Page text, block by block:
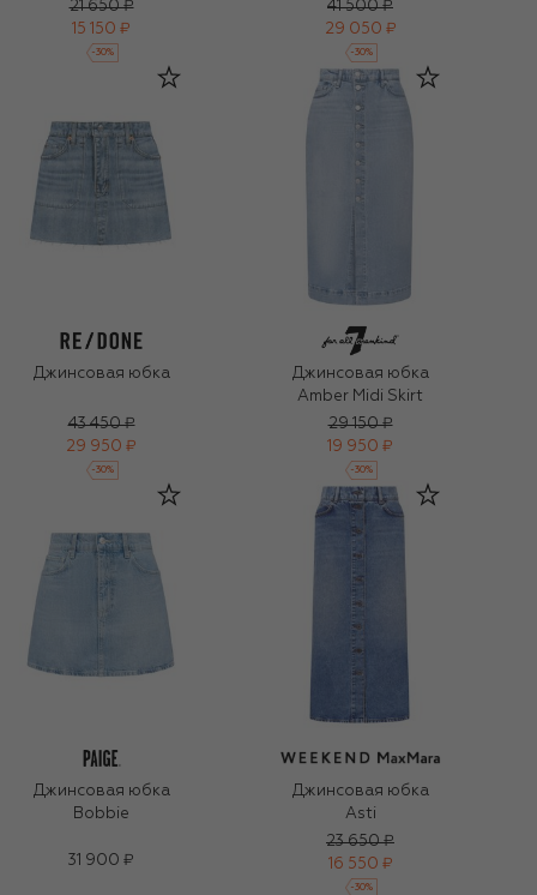
21 650 ₽
15 150 ₽
-30%
41 500 ₽
29 050 ₽
-30%
Джинсовая юбка
43 450 ₽
29 950 ₽
-30%
Джинсовая юбка
Amber Midi Skirt
29 150 ₽
19 950 ₽
-30%
Джинсовая юбка
Bobbie
31 900 ₽
Джинсовая юбка
Asti
23 650 ₽
16 550 ₽
-30%